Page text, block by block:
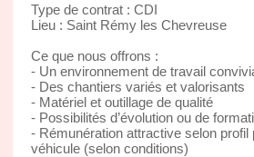
Type de contrat : CDI
Lieu : Saint Rémy les Chevreuse
Ce que nous offrons :
- Un environnement de travail
- Des chantiers variés et valorisants
- Matériel et outillage de qualité
- Possibilités d’évolution ou de
- Rémunération attractive selon profil
véhicule (selon conditions)